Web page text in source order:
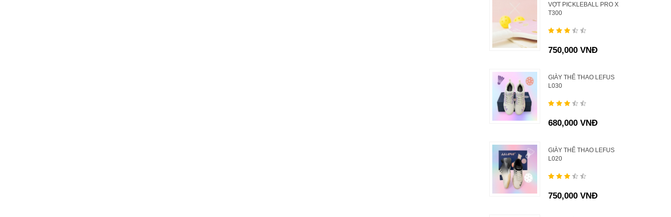
VỢT PICKLEBALL PRO X
T300
750,000 VNĐ
GIÀY THỂ THAO LEFUS
L030
680,000 VNĐ
GIÀY THỂ THAO LEFUS
L020
750,000 VNĐ